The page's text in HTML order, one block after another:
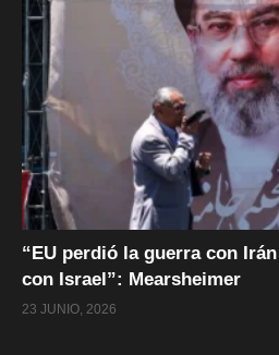
“EU perdió la guerra con
con Israel”: Mearsheimer
23 JUNIO, 2026